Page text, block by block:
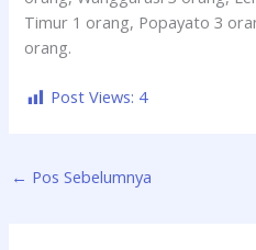
Timur 1 orang, Popayato 3
orang.
Post Views: 4
← Pos Sebelumnya